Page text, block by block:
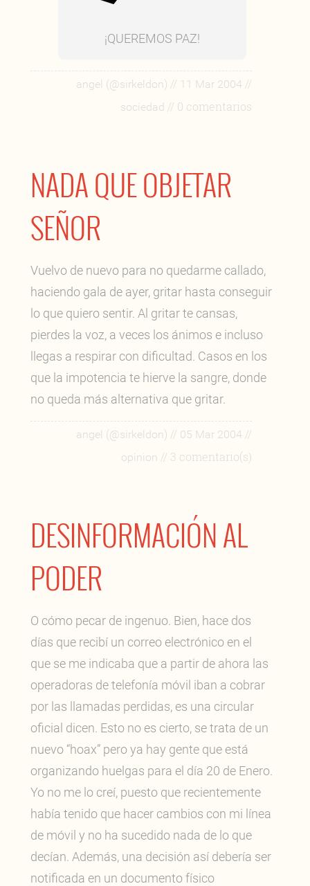
¡QUEREMOS PAZ!
angel (@sirkeldon) // 11 Mar 2004 //
sociedad // 0 comentarios
NADA QUE OBJETAR
SEÑOR
Vuelvo de nuevo para no quedarme callado,
haciendo gala de ayer, gritar hasta conseguir
lo que quiero sentir. Al gritar te cansas,
pierdes la voz, a veces los ánimos e incluso
llegas a respirar con dificultad. Casos en los
que la impotencia te hierve la sangre, donde
no queda más alternativa que gritar.
angel (@sirkeldon) // 05 Mar 2004 //
opinion // 3 comentario(s)
DESINFORMACIÓN AL
PODER
O cómo pecar de ingenuo. Bien, hace dos
días que recibí un correo electrónico en el
que se me indicaba que a partir de ahora las
operadoras de telefonía móvil iban a cobrar
por las llamadas perdidas, es una circular
oficial dicen. Esto no es cierto, se trata de un
nuevo “hoax” pero ya hay gente que está
organizando huelgas para el día 20 de Enero.
Yo no me lo creí, puesto que recientemente
había tenido que hacer cambios con mi línea
de móvil y no ha sucedido nada de lo que
decían. Además, una decisión así debería ser
notificada en un documento físico